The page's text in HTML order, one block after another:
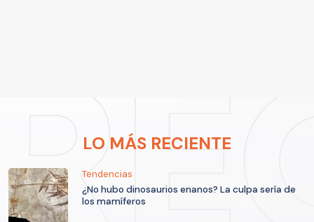
LO MÁS RECIENTE
Tendencias
¿No hubo dinosaurios enanos? La culpa sería de
los mamíferos